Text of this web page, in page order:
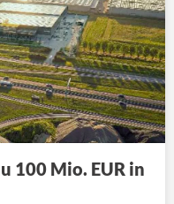
100 Mio. EUR in